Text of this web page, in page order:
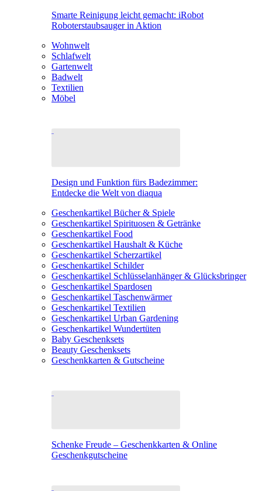
Smarte Reinigung leicht gemacht: iRobot
Roboterstaubsauger in Aktion
Wohnwelt
Schlafwelt
Gartenwelt
Badwelt
Textilien
Möbel
Design und Funktion fürs Badezimmer:
Entdecke die Welt von diaqua
Geschenkartikel Bücher & Spiele
Geschenkartikel Spirituosen & Getränke
Geschenkartikel Food
Geschenkartikel Haushalt & Küche
Geschenkartikel Scherzartikel
Geschenkartikel Schilder
Geschenkartikel Schlüsselanhänger & Glücksbringer
Geschenkartikel Spardosen
Geschenkartikel Taschenwärmer
Geschenkartikel Textilien
Geschenkartikel Urban Gardening
Geschenkartikel Wundertüten
Baby Geschenksets
Beauty Geschenksets
Geschenkkarten & Gutscheine
Schenke Freude – Geschenkkarten & Online
Geschenkgutscheine